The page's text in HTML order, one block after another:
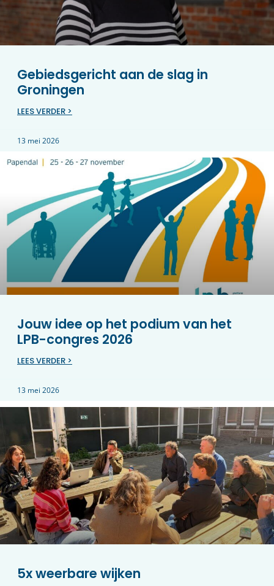
Gebiedsgericht aan de slag in
Groningen
LEES VERDER >
13 mei 2026
Jouw idee op het podium van het
LPB-congres 2026
LEES VERDER >
13 mei 2026
5x weerbare wijken